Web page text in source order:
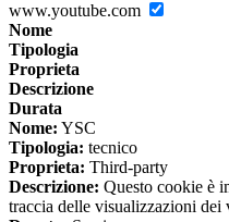
www.youtube.com
Nome
Tipologia
Proprieta
Descrizione
Durata
Nome: YSC
Tipologia: tecnico
Proprieta: Third-party
Descrizione: Questo cookie è
traccia delle visualizzazioni dei